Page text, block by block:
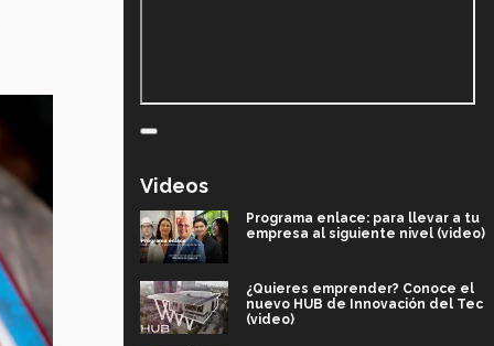
Videos
Programa enlace: para llevar a tu
empresa al siguiente nivel (video)
¿Quieres emprender? Conoce el
nuevo HUB de Innovación del Tec
(video)